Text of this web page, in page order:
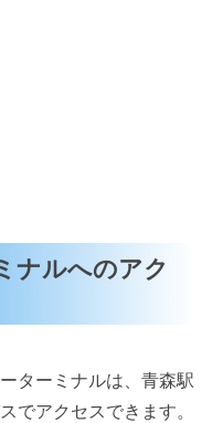
ナルへのアク
ターミナルは、青森駅
でアクセスできます。